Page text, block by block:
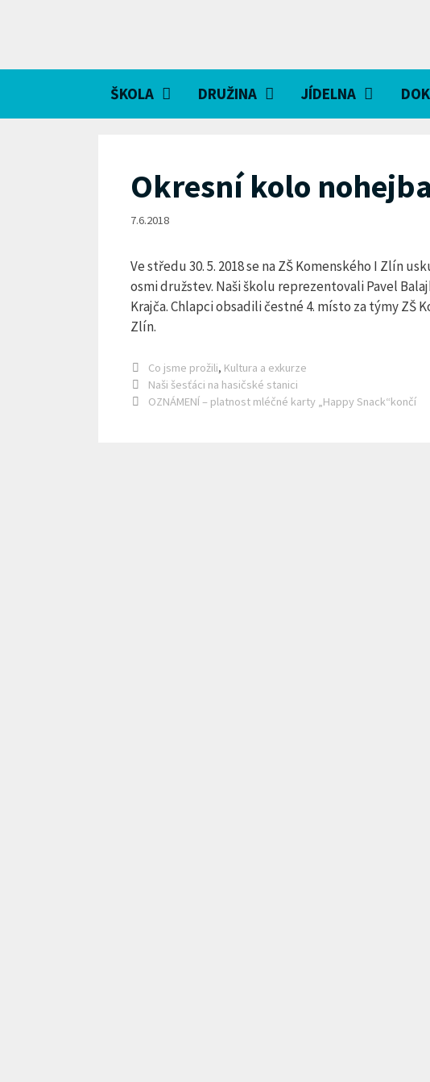
ŠKOLA DRUŽINA JÍDELNA
Okresní kolo
7.6.2018
Ve středu 30. 5. 2018 se na ZŠ Komenského I Zlín
osmi družstev. Naši školu reprezentovali Pavel
Krajča. Chlapci obsadili čestné 4. místo za týmy ZŠ
Zlín.
Rubriky
Co jsme prožili, Kultura a exkurze
Naši šesťáci na hasičské stanici
OZNÁMENÍ – platnost mléčné karty „Happy Snack“končí